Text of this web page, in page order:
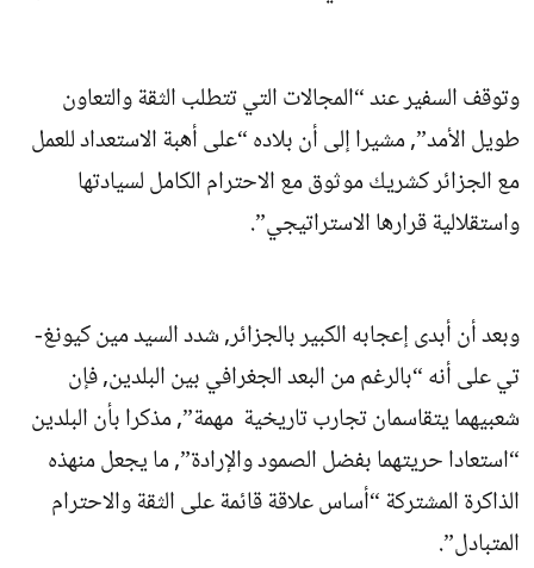
وتوقف السفير عند “المجالات التي تتطلب الثقة والتعاون
طويل الأمد”, مشيرا إلى أن بلاده “على أهبة الاستعداد للعمل
مع الجزائر كشريك موثوق مع الاحترام الكامل لسيادتها
واستقلالية قرارها الاستراتيجي”.
وبعد أن أبدى إعجابه الكبير بالجزائر, شدد السيد مين كيونغ-
تي على أنه “بالرغم من البعد الجغرافي بين البلدين, فإن
شعبيهما يتقاسمان تجارب تاريخية مهمة”, مذكرا بأن البلدين
“استعادا حريتهما بفضل الصمود والإرادة”, ما يجعل منهذه
الذاكرة المشتركة “أساس علاقة قائمة على الثقة والاحترام
المتبادل”.